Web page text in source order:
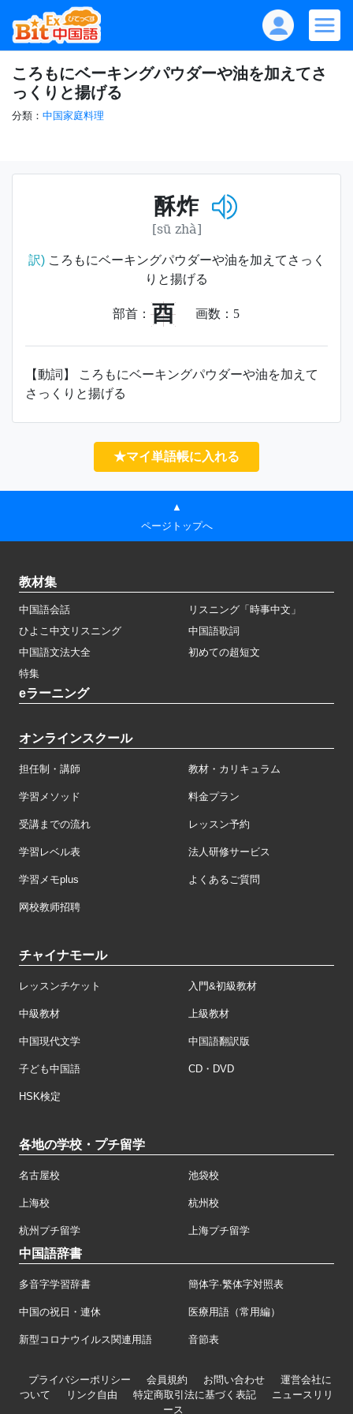
ころもにベーキングパウダーや油を加えてさ
っくりと揚げる
分類： 中国家庭料理
酥炸
[sū zhà]
訳)ころもにベーキングパウダーや油を加えてさっく
りと揚げる
部首： 酉 画数： 5
【動詞】 ころもにベーキングパウダーや油を加えて
さっくりと揚げる
★マイ単語帳に入れる
▲
ページトップへ
教材集
中国語会話
リスニング「時事中文」
ひよこ中文リスニング
中国語歌詞
中国語文法大全
初めての超短文
特集
eラーニング
オンラインスクール
担任制・講師 教材・カリキュラム
学習メソッド 料金プラン
受講までの流れ レッスン予約
学習レベル表 法人研修サービス
学習メモplus よくあるご質問
网校教师招聘
チャイナモール
レッスンチケット 入門&初級教材
中級教材 上級教材
中国現代文学 中国語翻訳版
子ども中国語 CD・DVD
HSK検定
各地の学校・プチ留学
名古屋校 池袋校
上海校 杭州校
杭州プチ留学 上海プチ留学
中国語辞書
多音字学習辞書 簡体字·繁体字対照表
中国の祝日・連休 医療用語（常用編）
新型コロナウイルス関連用語 音節表
プライバシーポリシー 会員規約 お問い合わせ
運営会社に
ついて
リンク自由 特定商取引法に基づく表記
ニュースリリ
ース